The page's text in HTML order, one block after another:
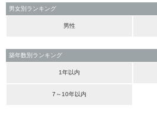
男女別ランキング
男性
築年数別ランキング
1年以内
7～10年以内